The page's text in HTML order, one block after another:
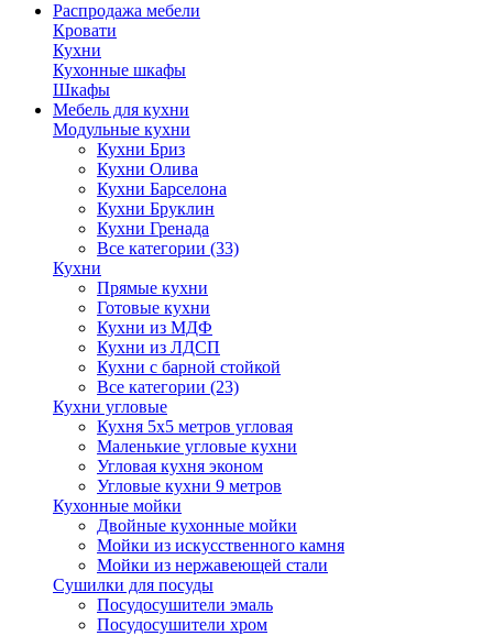
Распродажа мебели
Кровати
Кухни
Кухонные шкафы
Шкафы
Мебель для кухни
Модульные кухни
Кухни Бриз
Кухни Олива
Кухни Барселона
Кухни Бруклин
Кухни Гренада
Все категории (33)
Кухни
Прямые кухни
Готовые кухни
Кухни из МДФ
Кухни из ЛДСП
Кухни с барной стойкой
Все категории (23)
Кухни угловые
Кухня 5х5 метров угловая
Маленькие угловые кухни
Угловая кухня эконом
Угловые кухни 9 метров
Кухонные мойки
Двойные кухонные мойки
Мойки из искусственного камня
Мойки из нержавеющей стали
Сушилки для посуды
Посудосушители эмаль
Посудосушители хром